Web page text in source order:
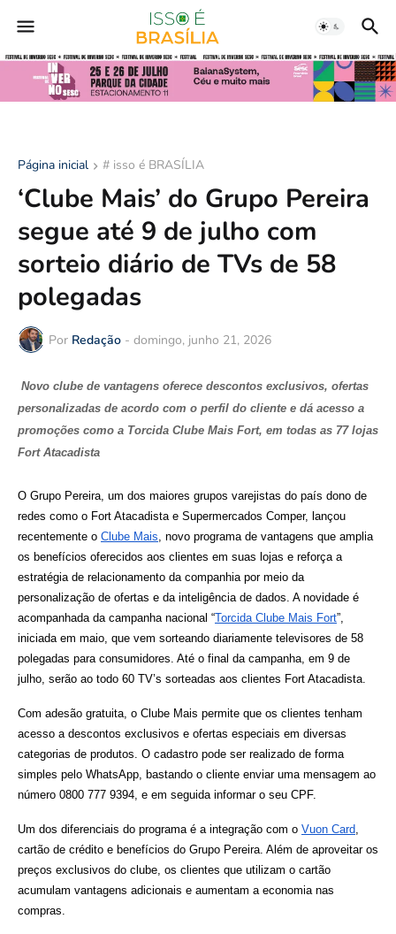
Página inicial # isso é BRASÍLIA
‘Clube Mais’ do Grupo Pereira
segue até 9 de julho com
sorteio diário de TVs de 58
polegadas
Por Redação - domingo, junho 21, 2026
Novo clube de vantagens oferece descontos exclusivos, ofertas
personalizadas de acordo com o perfil do cliente e dá acesso a
promoções como a Torcida Clube Mais Fort, em todas as 77 lojas
Fort Atacadista
O Grupo Pereira, um dos maiores grupos varejistas do país dono de
redes como o Fort Atacadista e Supermercados Comper, lançou
recentemente o Clube Mais, novo programa de vantagens que amplia
os benefícios oferecidos aos clientes em suas lojas e reforça a
estratégia de relacionamento da companhia por meio da
personalização de ofertas e da inteligência de dados. A novidade é
acompanhada da campanha nacional “Torcida Clube Mais Fort”,
iniciada em maio, que vem sorteando diariamente televisores de 58
polegadas para consumidores. Até o final da campanha, em 9 de
julho, serão ao todo 60 TV’s sorteadas aos clientes Fort Atacadista.
Com adesão gratuita, o Clube Mais permite que os clientes tenham
acesso a descontos exclusivos e ofertas especiais em diversas
categorias de produtos. O cadastro pode ser realizado de forma
simples pelo WhatsApp, bastando o cliente enviar uma mensagem ao
número 0800 777 9394, e em seguida informar o seu CPF.
Um dos diferenciais do programa é a integração com o Vuon Card,
cartão de crédito e benefícios do Grupo Pereira. Além de aproveitar os
preços exclusivos do clube, os clientes que utilizam o cartão
acumulam vantagens adicionais e aumentam a economia nas
compras.